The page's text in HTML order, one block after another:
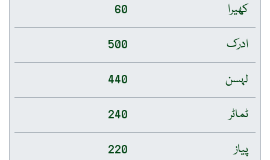
کھیرا
60
ادرک
500
لہسن
440
ٹماٹر
240
پیاز
220